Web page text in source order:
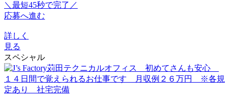
＼最短45秒で完了／
応募へ進む
詳しく
見る
スペシャル